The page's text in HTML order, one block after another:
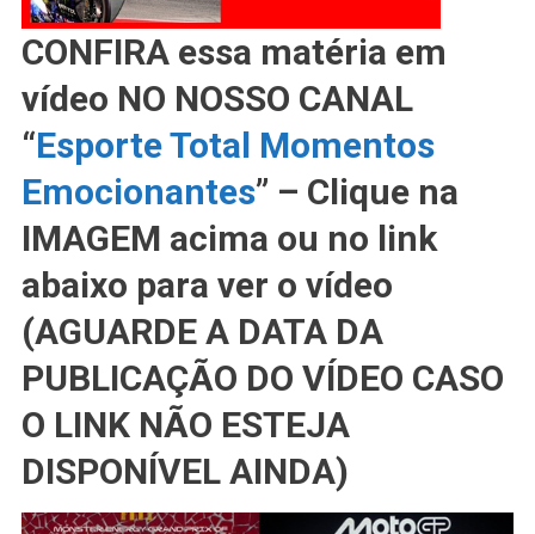
CONFIRA essa matéria em
vídeo NO NOSSO CANAL
“Esporte Total Momentos
Emocionantes” – Clique na
IMAGEM acima ou no link
abaixo para ver o vídeo
(AGUARDE A DATA DA
PUBLICAÇÃO DO VÍDEO CASO
O LINK NÃO ESTEJA
DISPONÍVEL AINDA)